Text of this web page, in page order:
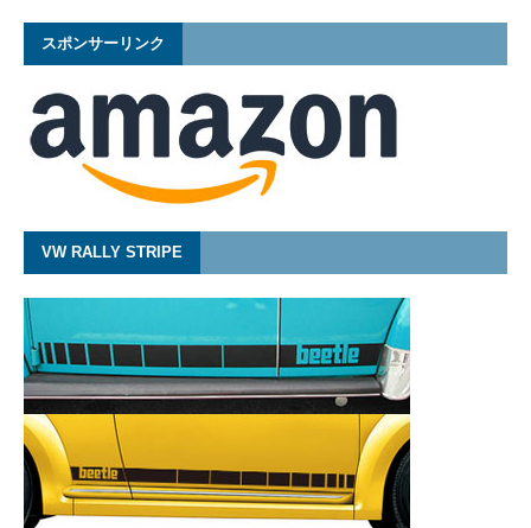
スポンサーリンク
VW RALLY STRIPE